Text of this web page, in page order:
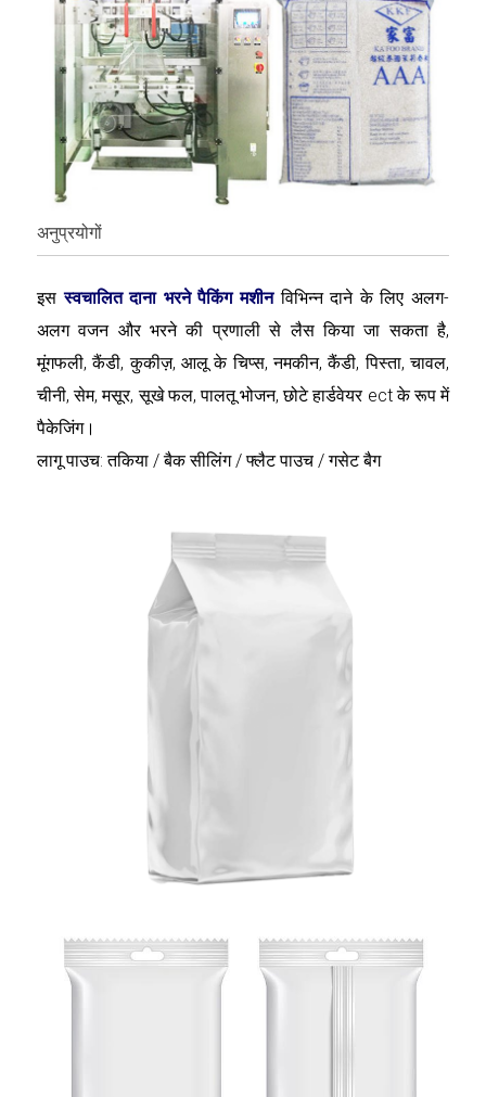
अनुप्रयोगों
इसस्वचालित दाना भरने पैकिंग मशीनविभिन्न दाने के लिए अलग-
अलग वजन और भरने की प्रणाली से लैस किया जा सकता है,
मूंगफली, कैंडी, कुकीज़, आलू के चिप्स, नमकीन, कैंडी, पिस्ता, चावल,
चीनी, सेम, मसूर, सूखे फल, पालतू भोजन, छोटे हार्डवेयर ect के रूप में
पैकेजिंग।
लागू पाउच: तकिया / बैक सीलिंग / फ्लैट पाउच / गसेट बैग